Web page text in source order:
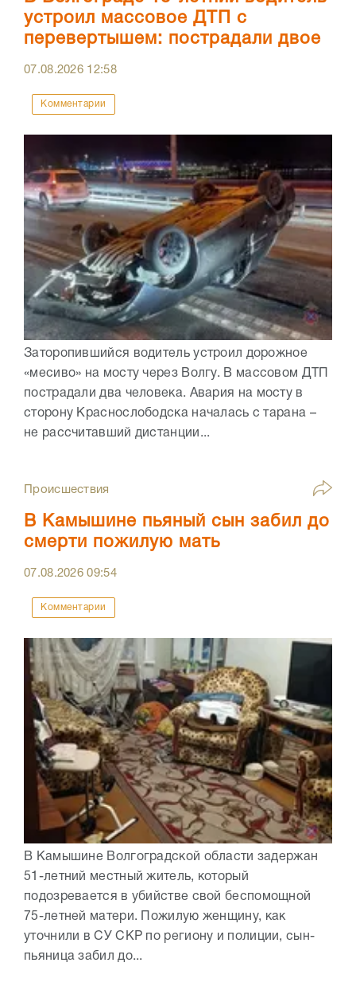
устроил массовое ДТП с
перевертышем: пострадали двое
07.08.2026 12:58
Комментарии
Заторопившийся водитель устроил дорожное
«месиво» на мосту через Волгу. В массовом ДТП
пострадали два человека. Авария на мосту в
сторону Краснослободска началась с тарана –
не рассчитавший дистанции...
Происшествия
В Камышине пьяный сын забил до
смерти пожилую мать
07.08.202609:54
Комментарии
В Камышине Волгоградской области задержан
51-летний местный житель, который
подозревается в убийстве свой беспомощной
75-летней матери. Пожилую женщину, как
уточнили в СУ СКР по региону и полиции, сын-
пьяница забил до...